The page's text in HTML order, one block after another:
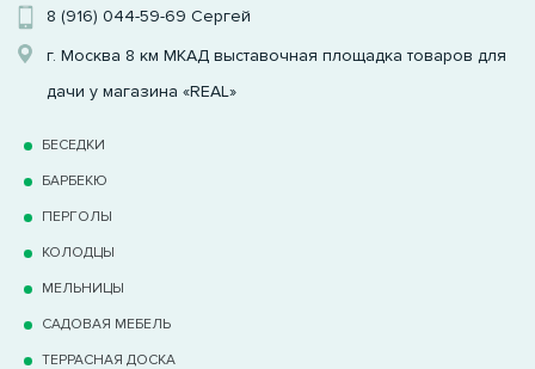
8 (916) 044-59-69 Сергей
г. Москва 8 км МКАД выставочная площадка товаров для
дачи у магазина «REAL»
БЕСЕДКИ
БАРБЕКЮ
ПЕРГОЛЫ
КОЛОДЦЫ
МЕЛЬНИЦЫ
САДОВАЯ МЕБЕЛЬ
ТЕРРАCНАЯ ДОСКА